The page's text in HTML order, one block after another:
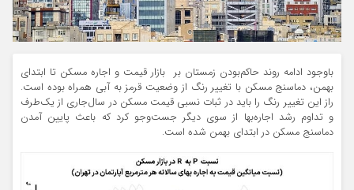
باوجود ادامه روند حاکم‌بودن زمستان بر بازار قیمت و اجاره مسکن تا ابتدای
بهمن، دماسنج مسکن با تغییر رنگ از وضعیت قرمز به آبی همراه بوده است.
راز این تغییر رنگ را باید در ثبات نسبی قیمت مسکن در سال‌جاری از یک‌‌‌طرف
و تداوم رشد اجاره‌‌‌بها از سوی دیگر جست‌وجو کرد که باعث پایین ‌‌‌آمدن
دماسنج مسکن در ابتدای بهمن شده است.